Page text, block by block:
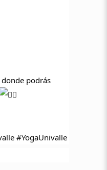
podrás
#YogaUnivalle